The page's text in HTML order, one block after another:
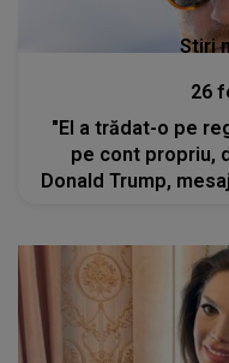
Stiri
26
"El a trădat-o pe
pe cont propriu,
Donald Trump,